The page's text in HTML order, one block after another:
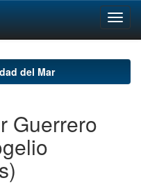
del Mar
Guerrero